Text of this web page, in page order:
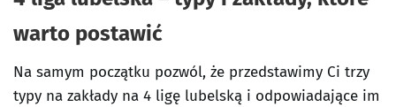
warto postawić
Na samym początku pozwól, że przedstawimy Ci trzy
typy na zakłady na 4 ligę lubelską i odpowiadające im